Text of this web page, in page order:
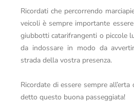
Ricordati che percorrendo
veicoli è sempre importante
giubbotti catarifrangenti o piccole
da indossare in modo da
strada della vostra presenza.
Ricordate di essere sempre
detto questo buona passeggiata!